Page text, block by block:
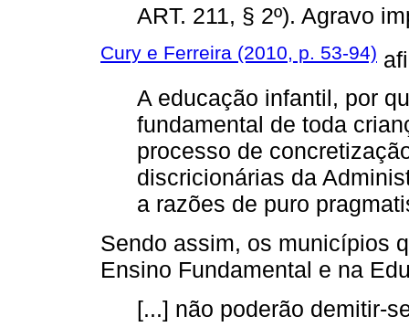
ART. 211, § 2º). Agravo
Cury e Ferreira (2010, p. 53-94)
A educação infantil, por
fundamental de toda
processo de
discricionárias da
a razões de puro
Sendo assim, os municípios
Ensino Fundamental e na
[...] não poderão demitir-